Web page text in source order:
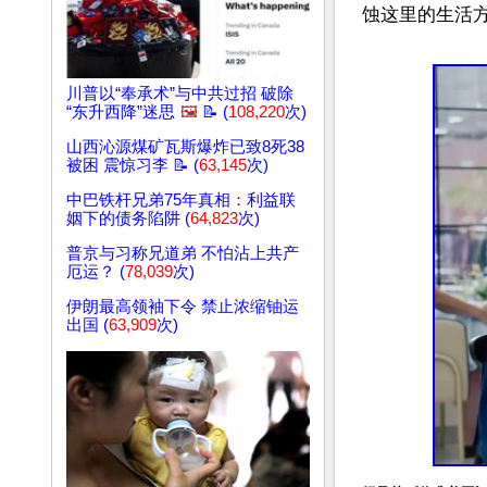
川普以“奉承术”与中共过招 破除
“东升西降”迷思 🖼️ 📝 (108,220次)
山西沁源煤矿瓦斯爆炸已致8死38
被困 震惊习李 📝 (63,145次)
中巴铁杆兄弟75年真相：利益联
姻下的债务陷阱 (64,823次)
普京与习称兄道弟 不怕沾上共产
厄运？ (78,039次)
伊朗最高领袖下令 禁止浓缩铀运
出国 (63,909次)
蚀这里的生活